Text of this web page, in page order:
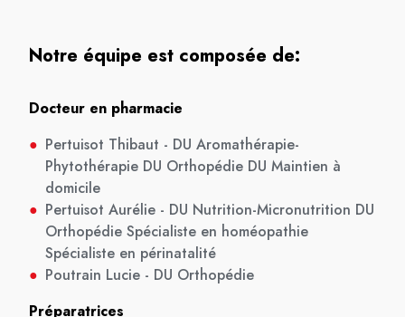
Notre équipe est composée de:
Docteur en pharmacie
● Pertuisot Thibaut - DU Aromathérapie-
Phytothérapie DU Orthopédie DU Maintien à
domicile
● Pertuisot Aurélie - DU Nutrition-Micronutrition DU
Orthopédie Spécialiste en homéopathie
Spécialiste en périnatalité
● Poutrain Lucie - DU Orthopédie
Préparatrices